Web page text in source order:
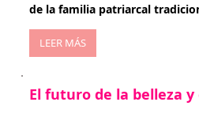
de la familia patriarcal
LEER MÁS
El futuro de la belleza